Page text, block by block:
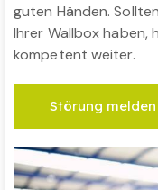
guten Händen.
Ihrer Wallbox haben,
kompetent weiter.
Störung melden